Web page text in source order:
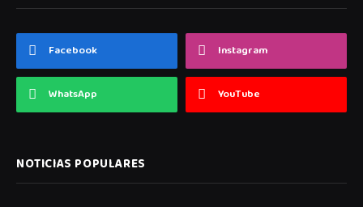
Facebook Instagram
WhatsApp YouTube
NOTICIAS POPULARES